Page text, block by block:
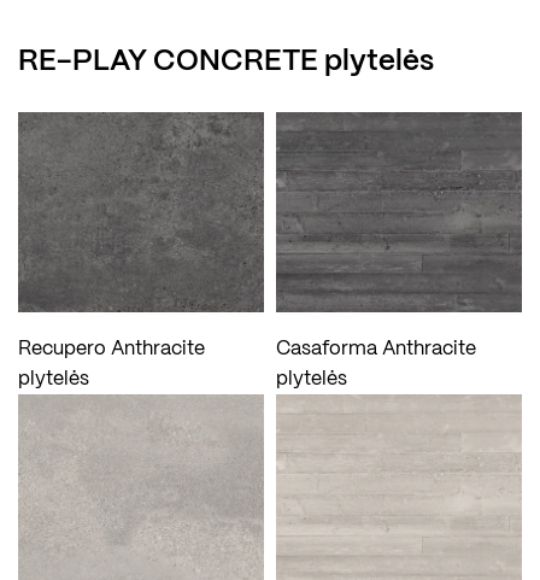
RE-PLAY CONCRETE plytelės
Recupero Anthracite
plytelės
Casaforma Anthracite
plytelės